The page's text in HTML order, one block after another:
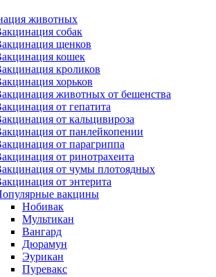
животных
собак
щенков
кошек
кроликов
хорьков
животных от бешенства
от гепатита
от кальцивироза
от панлейкопении
от парагриппа
от ринотрахеита
от чумы плотоядных
от энтерита
вакцины
Нобивак
Мультикан
Вангард
Дюрамун
Эурикан
Пуревакс